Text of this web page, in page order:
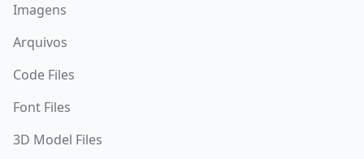
Imagens
Arquivos
Code Files
Font Files
3D Model Files